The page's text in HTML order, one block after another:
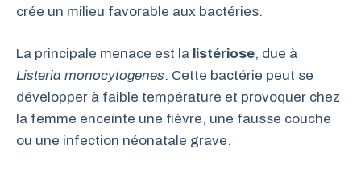
crée un milieu favorable aux bactéries.
La principale menace est la listériose, due à
Listeria monocytogenes. Cette bactérie peut se
développer à faible température et provoquer chez
la femme enceinte une fièvre, une fausse couche
ou une infection néonatale grave.